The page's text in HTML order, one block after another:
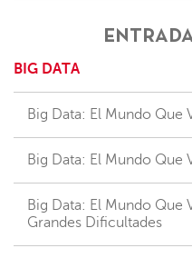
BIG DATA
Big Data: El Mundo Que
Big Data: El Mundo Que
Big Data: El Mundo Que
Grandes Dificultades